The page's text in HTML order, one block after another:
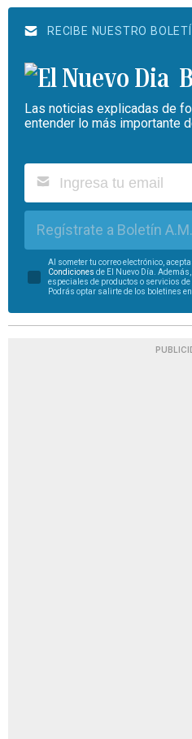
RECIBE NUESTRO
Las noticias explicadas de
entender lo más importante
Regístrate a Boletín A.M.
Al someter tu correo electrónico,
Condiciones de El Nuevo Día.
especiales de productos o servicios
Podrás optar salirte de los boletines